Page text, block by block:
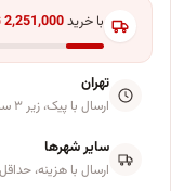
با خرید2,251,000
تهران
ارسال با پیک، زیر ۳ ساعت
سایر شهرها
ارسال با هزینه،